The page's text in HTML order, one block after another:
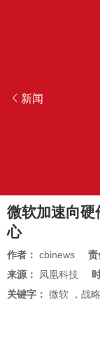
新闻
微软加速向硬
心
作者： cbinews 责
来源：
凤凰科技
关键字： 微软 ， 战略